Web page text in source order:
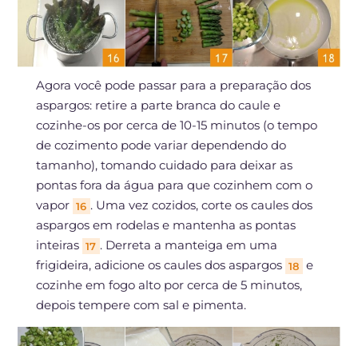
Agora você pode passar para a preparação dos
aspargos: retire a parte branca do caule e
cozinhe-os por cerca de 10-15 minutos (o tempo
de cozimento pode variar dependendo do
tamanho), tomando cuidado para deixar as
pontas fora da água para que cozinhem com o
vapor 16 . Uma vez cozidos, corte os caules dos
aspargos em rodelas e mantenha as pontas
inteiras 17 . Derreta a manteiga em uma
frigideira, adicione os caules dos aspargos 18 e
cozinhe em fogo alto por cerca de 5 minutos,
depois tempere com sal e pimenta.